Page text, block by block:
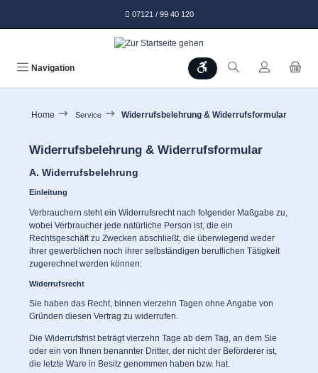
07121 / 99 40 120
Navigation Werkzeugleiste anzeigen
Home Service Widerrufsbelehrung & Widerrufsformular
Widerrufsbelehrung & Widerrufsformular
A. Widerrufsbelehrung
Einleitung
Verbrauchern steht ein Widerrufsrecht nach folgender Maßgabe zu,
wobei Verbraucher jede natürliche Person ist, die ein
Rechtsgeschäft zu Zwecken abschließt, die überwiegend weder
ihrer gewerblichen noch ihrer selbständigen beruflichen Tätigkeit
zugerechnet werden können:
Widerrufsrecht
Sie haben das Recht, binnen vierzehn Tagen ohne Angabe von
Gründen diesen Vertrag zu widerrufen.
Die Widerrufsfrist beträgt vierzehn Tage ab dem Tag, an dem Sie
oder ein von Ihnen benannter Dritter, der nicht der Beförderer ist,
die letzte Ware in Besitz genommen haben bzw. hat.